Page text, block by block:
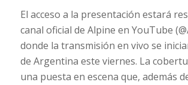
El acceso a la presentación estará
canal oficial de Alpine en YouTube
donde la transmisión en vivo se
de Argentina este viernes. La
una puesta en escena que, además